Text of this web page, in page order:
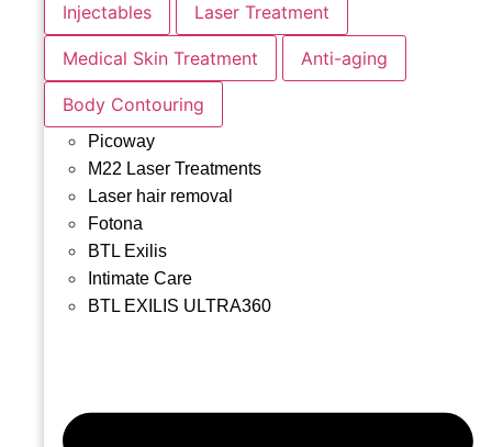
Injectables Laser Treatment
Medical Skin Treatment Anti-aging
Body Contouring
Picoway
M22 Laser Treatments
Laser hair removal
Fotona
BTL Exilis
Intimate Care
BTL EXILIS ULTRA360